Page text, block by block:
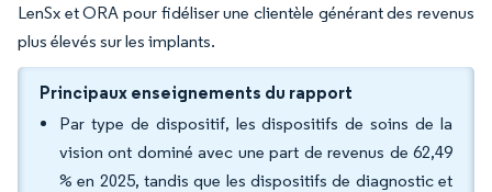
LenSx et ORA pour fidéliser une clientèle générant des revenus
plus élevés sur les implants.
Principaux enseignements du rapport
Par type de dispositif, les dispositifs de soins de la
vision ont dominé avec une part de revenus de 62,49
% en 2025, tandis que les dispositifs de diagnostic et